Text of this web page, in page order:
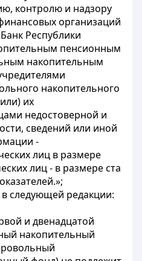
контролю и надзору
организаций
Республики
пенсионным
накопительным
накопительного
их
недостоверной и
сведений или иной
-
лиц в размере
лиц - в размере ста
следующей редакции:
и двенадцатой
накопительный